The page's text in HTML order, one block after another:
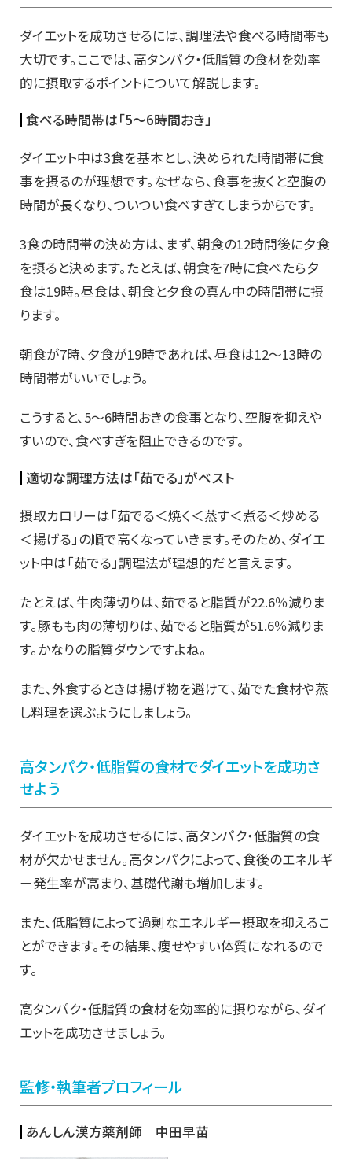
ダイエットを成功させるには、調理法や食べる時間帯も
大切です。ここでは、高タンパク・低脂質の食材を効率
的に摂取するポイントについて解説します。
食べる時間帯は「5〜6時間おき」
ダイエット中は3食を基本とし、決められた時間帯に食
事を摂るのが理想です。なぜなら、食事を抜くと空腹の
時間が長くなり、ついつい食べすぎてしまうからです。
3食の時間帯の決め方は、まず、朝食の12時間後に夕食
を摂ると決めます。たとえば、朝食を7時に食べたら夕
食は19時。昼食は、朝食と夕食の真ん中の時間帯に摂
ります。
朝食が7時、夕食が19時であれば、昼食は12〜13時の
時間帯がいいでしょう。
こうすると、5〜6時間おきの食事となり、空腹を抑えや
すいので、食べすぎを阻止できるのです。
適切な調理方法は「茹でる」がベスト
摂取カロリーは「茹でる＜焼く＜蒸す＜煮る＜炒める
＜揚げる」の順で高くなっていきます。そのため、ダイエ
ット中は「茹でる」調理法が理想的だと言えます。
たとえば、牛肉薄切りは、茹でると脂質が22.6％減りま
す。豚もも肉の薄切りは、茹でると脂質が51.6％減りま
す。かなりの脂質ダウンですよね。
また、外食するときは揚げ物を避けて、茹でた食材や蒸
し料理を選ぶようにしましょう。
高タンパク・低脂質の食材でダイエットを成功さ
せよう
ダイエットを成功させるには、高タンパク・低脂質の食
材が欠かせません。高タンパクによって、食後のエネルギ
ー発生率が高まり、基礎代謝も増加します。
また、低脂質によって過剰なエネルギー摂取を抑えるこ
とができます。その結果、痩せやすい体質になれるので
す。
高タンパク・低脂質の食材を効率的に摂りながら、ダイ
エットを成功させましょう。
監修・執筆者プロフィール
あんしん漢方薬剤師 中田早苗